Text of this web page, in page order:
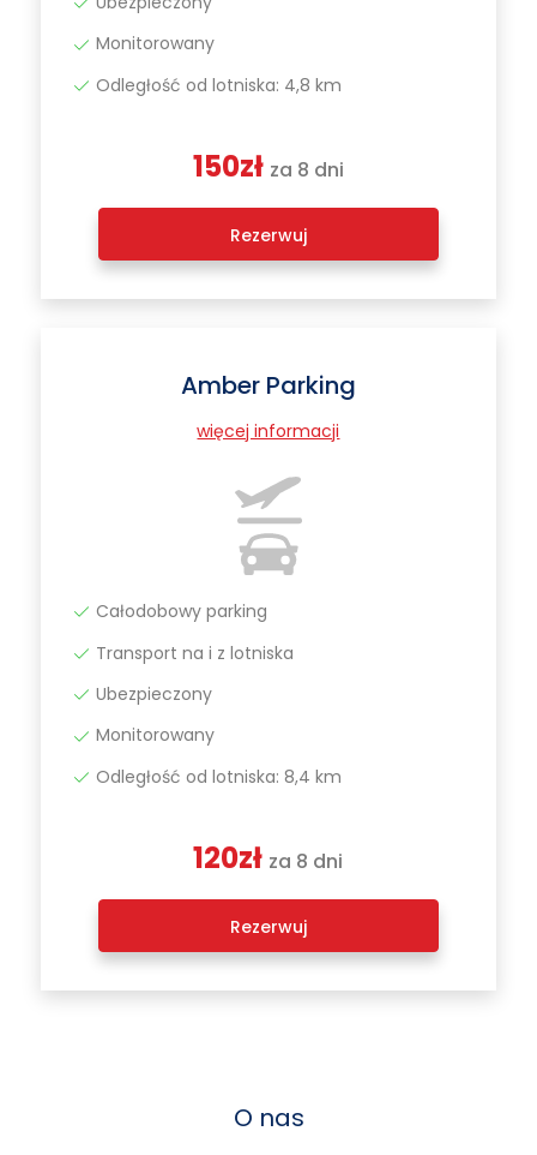
Monitorowany
Odległość od lotniska: 4,8 km
150zł za 8 dni
Rezerwuj
Amber Parking
więcej informacji
Całodobowy parking
Transport na i z lotniska
Ubezpieczony
Monitorowany
Odległość od lotniska: 8,4 km
120zł za 8 dni
Rezerwuj
O nas